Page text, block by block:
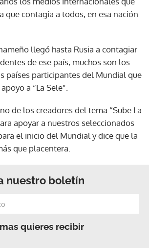
que contagia a todos, en esa nación
llegó hasta Rusia a contagiar
de ese país, muchos son los
países participantes del Mundial que
a “La Sele”.
de los creadores del tema “Sube La
apoyar a nuestros seleccionados
el inicio del Mundial y dice que la
que placentera.
nuestro boletín
quieres recibir